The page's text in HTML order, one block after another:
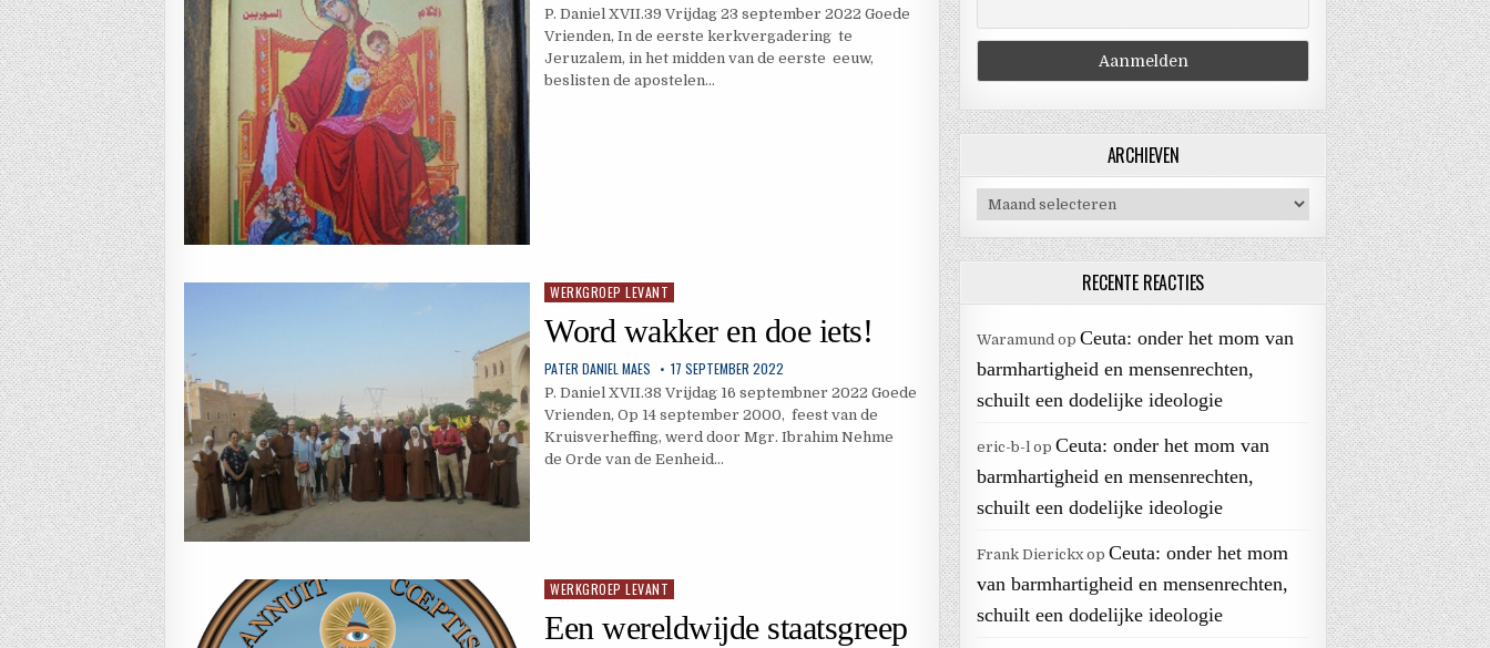
P. Daniel XVII.39 Vrijdag 23 september 2022 Goede
Vrienden, In de eerste kerkvergadering te
Jeruzalem, in het midden van de eerste eeuw,
beslisten de apostelen…
Geplaatst
WERKGROEP LEVANT
Word wakker en doe iets!
PATER DANIEL MAES 17 SEPTEMBER 2022
P. Daniel XVII.38 Vrijdag 16 septembner 2022 Goede
Vrienden, Op 14 september 2000, feest van de
Kruisverheffing, werd door Mgr. Ibrahim Nehme
de Orde van de Eenheid…
Geplaatst
WERKGROEP LEVANT
Een wereldwijde staatsgreep
ARCHIEVEN
Archieven
RECENTE REACTIES
Waramund opCeuta: onder het mom van
barmhartigheid en mensenrechten,
schuilt een dodelijke ideologie
eric-b-l opCeuta: onder het mom van
barmhartigheid en mensenrechten,
schuilt een dodelijke ideologie
Frank DierickxopCeuta: onder het mom
van barmhartigheid en mensenrechten,
schuilt een dodelijke ideologie